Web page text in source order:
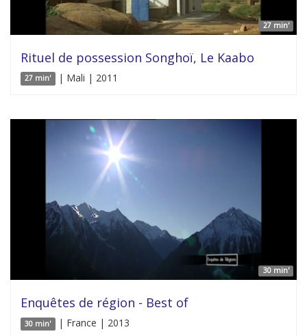
27 min'
Rituel de possession Songhoï, Le Kaabo
27 min' | Mali | 2011
30 min'
Enquêtes de région - Best of
30 min' | France | 2013